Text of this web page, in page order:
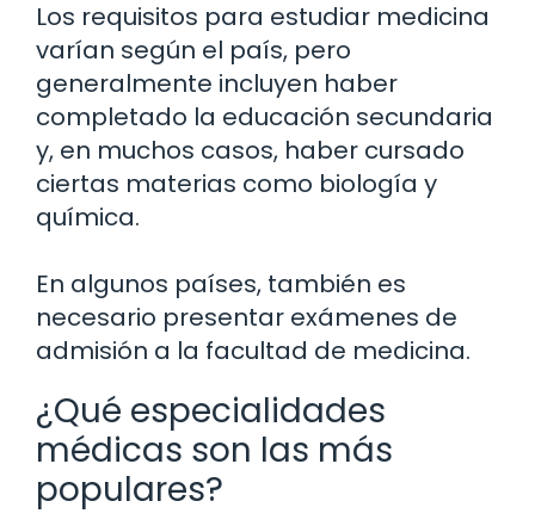
Los requisitos para estudiar medicina
varían según el país, pero
generalmente incluyen haber
completado la educación secundaria
y, en muchos casos, haber cursado
ciertas materias como biología y
química.
En algunos países, también es
necesario presentar exámenes de
admisión a la facultad de medicina.
¿Qué especialidades
médicas son las más
populares?